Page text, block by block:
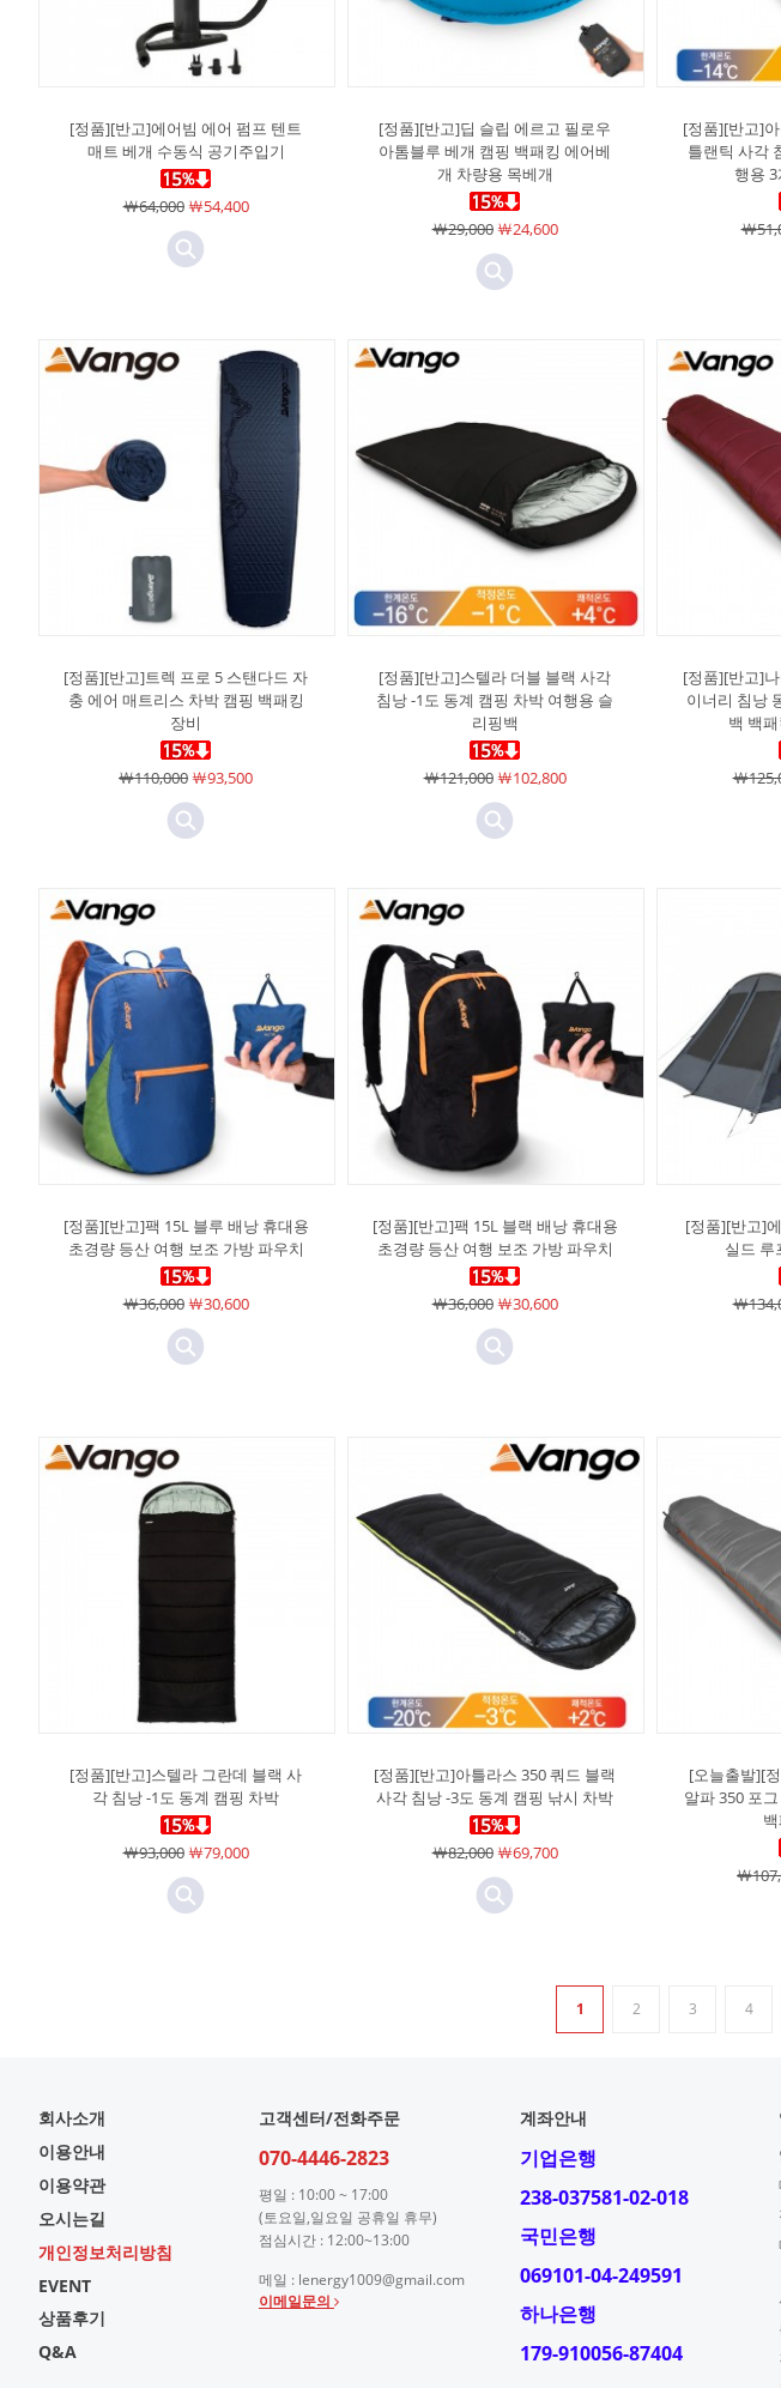
[정품][반고]에어빔 에어 펌프 텐트
매트 베개 수동식 공기주입기
￦64,000￦54,400
[정품][반고]딥 슬립 에르고 필로우
아톰블루 베개 캠핑 백패킹 에어베
개 차량용 목베개
￦29,000￦24,600
[정품][반고]
틀랜틱 사각
행용
￦
[정품][반고]트렉 프로 5 스탠다드 자
충 에어 매트리스 차박 캠핑 백패킹
장비
￦110,000￦93,500
[정품][반고]스텔라 더블 블랙 사각
침낭 -1도 동계 캠핑 차박 여행용 슬
리핑백
￦121,000￦102,800
[정품][반고]
이너리 침낭
백 백
￦
[정품][반고]팩 15L 블루 배낭 휴대용
초경량 등산 여행 보조 가방 파우치
￦36,000￦30,600
[정품][반고]팩 15L 블랙 배낭 휴대용
초경량 등산 여행 보조 가방 파우치
￦36,000￦30,600
[정품][반고]
실드 루
￦
[정품][반고]스텔라 그란데 블랙 사
각 침낭 -1도 동계 캠핑 차박
￦93,000￦79,000
[정품][반고]아틀라스 350 쿼드 블랙
사각 침낭 -3도 동계 캠핑 낚시 차박
￦82,000￦69,700
[오늘출발][
알파 350 포
￦
1 2 3 4
회사소개
이용안내
이용약관
오시는길
개인정보처리방침
EVENT
상품후기
Q&A
고객센터/전화주문
070-4446-2823
평일 : 10:00 ~ 17:00
(토요일,일요일 공휴일 휴무)
점심시간 : 12:00~13:00
메일 : lenergy1009@gmail.com
이메일문의
계좌안내
기업은행
238-037581-02-018
국민은행
069101-04-249591
하나은행
179-910056-87404